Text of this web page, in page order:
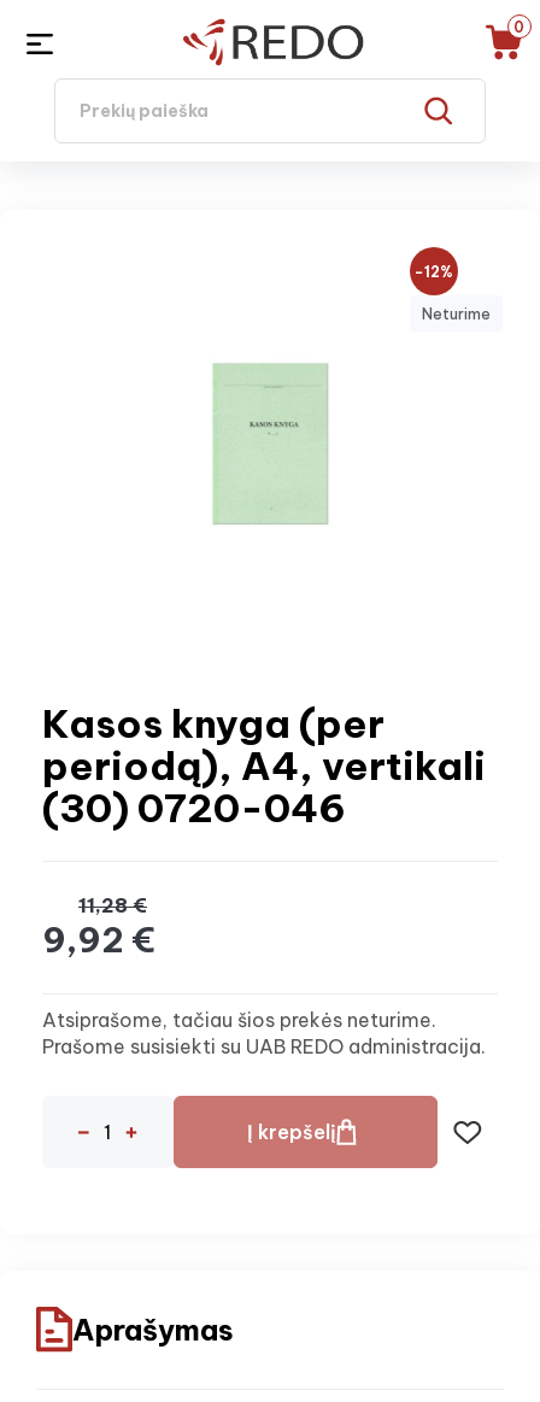
0
−12%
Neturime
Kasos knyga (per
periodą), A4, vertikali
(30) 0720-046
11,28 €
9,92 €
Atsiprašome, tačiau šios prekės neturime.
Prašome susisiekti su UAB REDO administracija.
Į krepšelį
Aprašymas